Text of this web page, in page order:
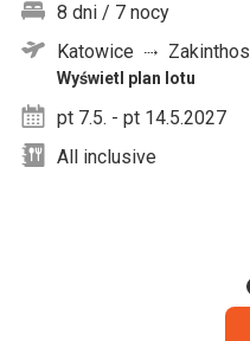
8 dni / 7 nocy
Katowice
Zakinthos
Wyświetl plan lotu
pt 7.5. - pt 14.5.2027
All inclusive